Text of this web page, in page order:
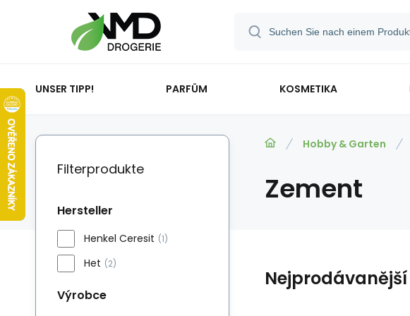
UNSER TIPP! PARFÜM KOSMETIKA
Hobby & Garten
Zement
Nejprodávanější
Filterprodukte
Hersteller
Henkel Ceresit (1)
Het (2)
Výrobce